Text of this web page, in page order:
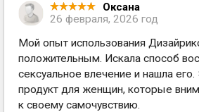
Оксана
26 февраля, 2026 год
Мой опыт использования
положительным. Искала способ
сексуальное влечение и нашла
продукт для женщин, которые
к своему самочувствию.